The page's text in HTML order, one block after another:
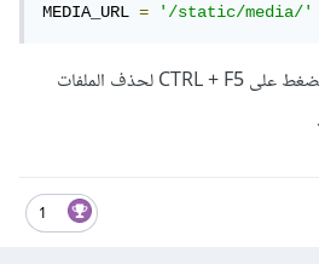
MEDIA_URL = '/static/media/'
بعد ذلك في المصتفح يرجى الضغط على CTRL + F5 لحذف الملفات
1